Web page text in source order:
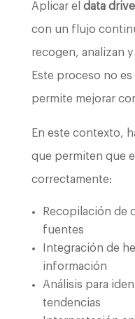
Aplicar el data
con un flujo
recogen, analizan
Este proceso no
permite mejorar
En este contexto,
que permiten que
correctamente:
Recopilación de
fuentes
Integración de
información
Análisis para
tendencias